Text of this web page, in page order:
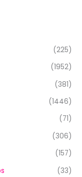
(225)
(1952)
(381)
(1446)
(71)
(306)
(157)
(33)